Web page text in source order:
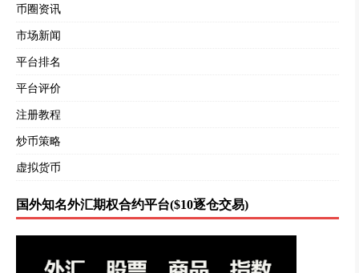
币圈资讯
市场新闻
平台排名
平台评价
注册教程
炒币策略
虚拟货币
国外知名外汇期权合约平台($10逐仓交易)